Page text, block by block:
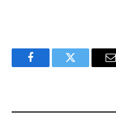
FacebookTwitter